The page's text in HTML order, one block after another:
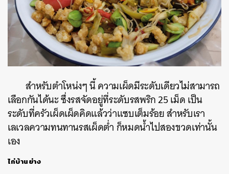
สำหรับตำโหน่งๆ นี้ ความเผ็ดมีระดับเดียวไม่สามารถ
เลือกกันได้นะ ซึ่งรสจัดอยู่ที่ระดับรสพริก 25 เม็ด เป็น
ระดับที่ครัวเผ็ดเผ็ดคิดแล้วว่าแซบเต็มร้อย สำหรับเรา
เลเวลความทนทานรสเผ็ดต่ำ ก็หมดน้ำไปสองขวดเท่านั้น
เอง
ไก่บ้านย่าง